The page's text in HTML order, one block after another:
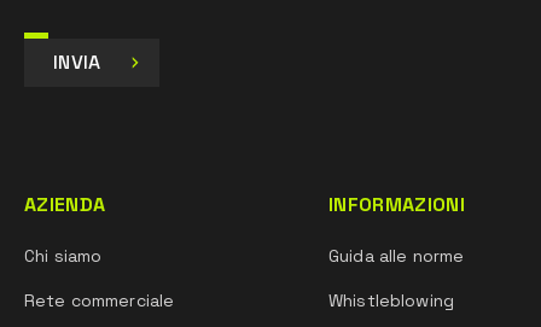
INVIA
AZIENDA
Chi siamo
Rete commerciale
INFORMAZIONI
Guida alle norme
Whistleblowing